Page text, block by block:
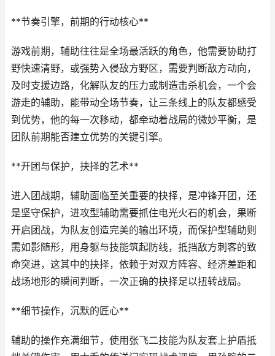
**节奏引擎，前期的行动核心**
游戏前期，辅助往往是全场最活跃的角色，他需要协助打
野快速清野，或强势入侵敌方野区，需要判断敌方动向，
及时支援边路，化解队友的压力或制造击杀机会，一个会
游走的辅助，能带动全场节奏，让三条线上的队友都感受
到优势，他的每一次移动，都牵动着战局的微妙平衡，是
团队前期能否建立优势的关键引擎。
**开团与保护，抉择的艺术**
进入团战期，辅助面临至关重要的抉择，是冲锋开团，还
是坚守保护，进攻型辅助需要抓住电光火石的机会，果断
开启团战，为队友创造完美的输出环境，而保护型辅助则
需如影随形，用身躯与技能筑起防线，抵挡敌方刺客的致
命突进，这其中的抉择，依赖于对双方阵容、经济差距和
战场地形的瞬间判断，一次正确的抉择足以扭转战局。
**细节操作，沉默的匠心**
辅助的操作充满细节，使用张飞二技能为队友套上护盾抵